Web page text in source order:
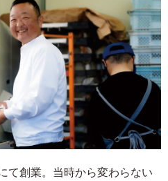
て創業。当時から変わらない